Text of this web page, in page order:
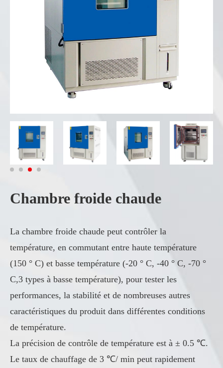
Chambre froide chaude
La chambre froide chaude peut contrôler la
température, en commutant entre haute température
(150 ° C) et basse température (-20 ° C, -40 ° C, -70 °
C,3 types à basse température), pour tester les
performances, la stabilité et de nombreuses autres
caractéristiques du produit dans différentes conditions
de température.
La précision de contrôle de température est à ± 0.5 ℃.
Le taux de chauffage de 3 ℃/ min peut rapidement